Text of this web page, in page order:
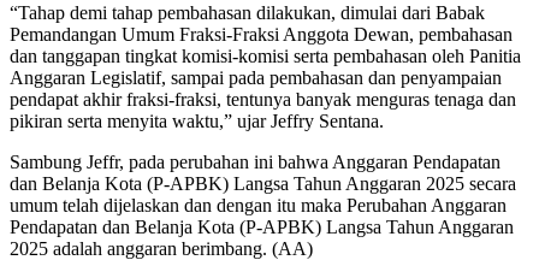
“Tahap demi tahap pembahasan dilakukan, dimulai dari Babak
Pemandangan Umum Fraksi-Fraksi Anggota Dewan, pembahasan
dan tanggapan tingkat komisi-komisi serta pembahasan oleh Panitia
Anggaran Legislatif, sampai pada pembahasan dan penyampaian
pendapat akhir fraksi-fraksi, tentunya banyak menguras tenaga dan
pikiran serta menyita waktu,” ujar Jeffry Sentana.
Sambung Jeffr, pada perubahan ini bahwa Anggaran Pendapatan
dan Belanja Kota (P-APBK) Langsa Tahun Anggaran 2025 secara
umum telah dijelaskan dan dengan itu maka Perubahan Anggaran
Pendapatan dan Belanja Kota (P-APBK) Langsa Tahun Anggaran
2025 adalah anggaran berimbang. (AA)